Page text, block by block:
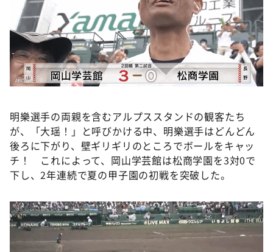
明樂選手の両親を含むアルプススタンドの観客たち
が、「大瑶！」と呼びかける中、明樂選手はどんどん
後ろに下がり、壁ギリギリのところでボールをキャッ
チ！ これによって、岡山学芸館は松商学園を3対0で
下し、2年連続で夏の甲子園の初戦を突破した。